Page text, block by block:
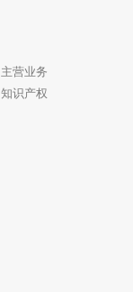
主营业务
知识产权